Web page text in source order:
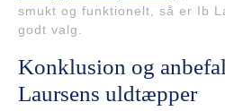
smukt og funktionelt, så er Ib
godt valg.
Konklusion og
Laursens uldtæpper